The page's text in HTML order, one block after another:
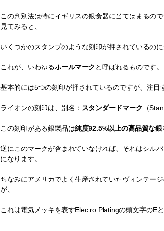
この判別法は特にイギリスの銀食器に当てはまるの
見てみると、
いくつかのスタンプのような刻印が押されているのに
これが、いわゆるホールマーク と呼ばれるものです。
基本的には5つの刻印が押されているのですが、注目
ライオンの刻印は、別名： スタンダードマーク （
この刻印がある銀製品は純度92.5%以上の高品質な銀
逆にこのマークが含まれていなければ、それはシル
になります。
ちなみにアメリカでよく生産されていたヴィンテー
が、
これは電気メッキを表すElectro Platingの頭文字のEと